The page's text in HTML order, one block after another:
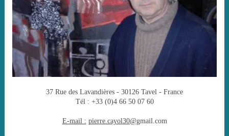
37 Rue des Lavandières - 30126 Tavel - France
Tél : +33 (0)4 66 50 07 60
E-mail : pierre.cayol30@gmail.com